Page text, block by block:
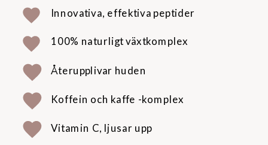
Innovativa, effektiva peptider
100% naturligt växtkomplex
Återupplivar huden
Koffein och kaffe -komplex
Vitamin C, ljusar upp